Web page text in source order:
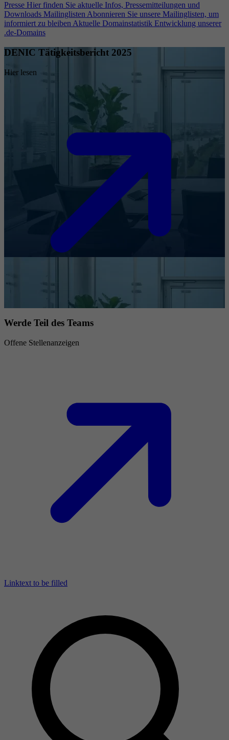
Presse Hier finden Sie aktuelle Infos, Pressemitteilungen und
Downloads Mailinglisten Abonnieren Sie unsere Mailinglisten, um
informiert zu bleiben Aktuelle Domainstatistik Entwicklung unserer
.de-Domains
DENIC Tätigkeitsbericht 2025
Hier lesen
Werde Teil des Teams
Offene Stellenanzeigen
Linktext to be filled